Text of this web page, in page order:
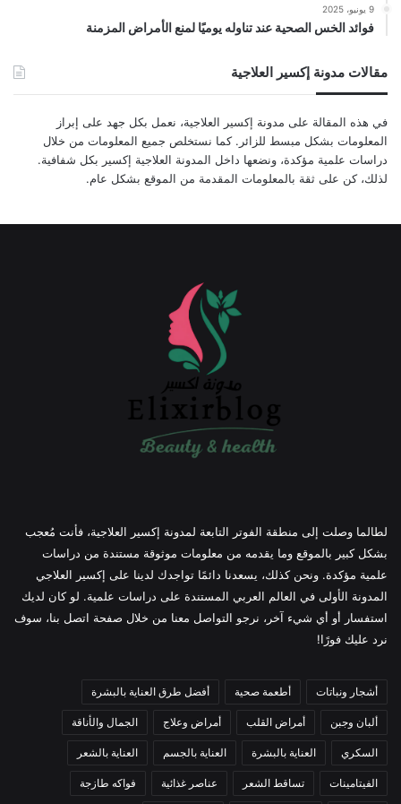
9 يونيو، 2025
فوائد الخس الصحية عند تناوله يوميًا لمنع الأمراض المزمنة
مقالات مدونة إكسير العلاجية
في هذه المقالة على مدونة إكسير العلاجية، نعمل بكل جهد على إبراز
المعلومات بشكل مبسط للزائر. كما نستخلص جميع المعلومات من خلال
دراسات علمية مؤكدة، ونضعها داخل المدونة العلاجية إكسير بكل شفافية.
لذلك، كن على ثقة بالمعلومات المقدمة من الموقع بشكل عام.
لطالما وصلت إلى منطقة الفوتر التابعة لمدونة إكسير العلاجية، فأنت مُعجب
بشكل كبير بالموقع وما يقدمه من معلومات موثوقة مستندة من دراسات
علمية مؤكدة. ونحن كذلك، يسعدنا دائمًا تواجدك لدينا على إكسير العلاجي
المدونة الأولى في العالم العربي المستندة على دراسات علمية. لو كان لديك
استفسار أو أي شيء آخر، نرجو التواصل معنا من خلال صفحة اتصل بنا، سوف
نرد عليك فورًا!
أشجار ونباتات أطعمة صحية أفضل طرق العناية بالبشرة
ألبان وجبن أمراض القلب أمراض وعلاج الجمال والأناقة
السكري العناية بالبشرة العناية بالجسم العناية بالشعر
الفيتامينات تساقط الشعر عناصر غذائية فواكه طازجة